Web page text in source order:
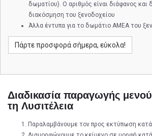
δωματίου). Ο αριθμός είναι διάφανος και
διακόσμηση του ξενοδοχείου
Άλλα έντυπα για το δωμάτιο ΑΜΕΑ του
Πάρτε προσφορά σήμερα, εύκολα!
Διαδικασία παραγωγής
τη Λυσιτέλεια
Παραλαμβάνουμε τον προς εκτύπωση